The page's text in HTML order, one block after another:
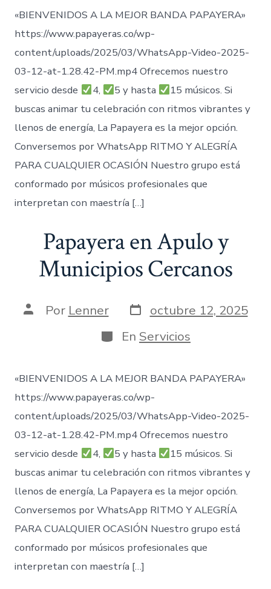
«BIENVENIDOS A LA MEJOR BANDA PAPAYERA»
https://www.papayeras.co/wp-
content/uploads/2025/03/WhatsApp-Video-2025-
03-12-at-1.28.42-PM.mp4 Ofrecemos nuestro
servicio desde
4, 5 y hasta
15 músicos. Si
buscas animar tu celebración con ritmos vibrantes y
llenos de energía, La Papayera es la mejor opción.
Conversemos por WhatsApp RITMO Y ALEGRÍA
PARA CUALQUIER OCASIÓN Nuestro grupo está
conformado por músicos profesionales que
interpretan con maestría […]
Papayera en Apulo y
Municipios Cercanos
AutorPor Lenner Fecha
de
publicación
octubre 12, 2025
Categorías
En Servicios
«BIENVENIDOS A LA MEJOR BANDA PAPAYERA»
https://www.papayeras.co/wp-
content/uploads/2025/03/WhatsApp-Video-2025-
03-12-at-1.28.42-PM.mp4 Ofrecemos nuestro
servicio desde
4, 5 y hasta
15 músicos. Si
buscas animar tu celebración con ritmos vibrantes y
llenos de energía, La Papayera es la mejor opción.
Conversemos por WhatsApp RITMO Y ALEGRÍA
PARA CUALQUIER OCASIÓN Nuestro grupo está
conformado por músicos profesionales que
interpretan con maestría […]